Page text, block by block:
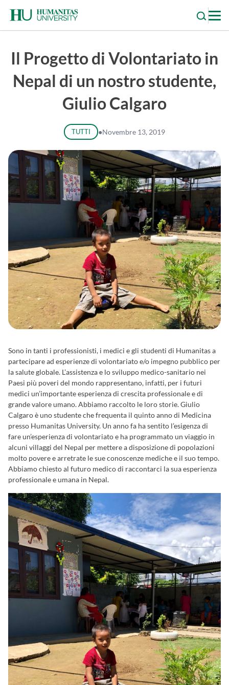
content
Il Progetto di Volontariato in
Nepal di un nostro studente,
Giulio Calgaro
TUTTI ●Novembre 13, 2019
Sono in tanti i professionisti, i medici e gli studenti di Humanitas a
partecipare ad esperienze di volontariato e/o impegno pubblico per
la salute globale. L’assistenza e lo sviluppo medico-sanitario nei
Paesi più poveri del mondo rappresentano, infatti, per i futuri
medici un’importante esperienza di crescita professionale e di
grande valore umano. Abbiamo raccolto le loro storie. Giulio
Calgaro è uno studente che frequenta il quinto anno di Medicina
presso Humanitas University. Un anno fa ha sentito l’esigenza di
fare un’esperienza di volontariato e ha programmato un viaggio in
alcuni villaggi del Nepal per mettere a disposizione di popolazioni
molto povere e arretrate le sue conoscenze mediche e il suo tempo.
Abbiamo chiesto al futuro medico di raccontarci la sua esperienza
professionale e umana in Nepal.